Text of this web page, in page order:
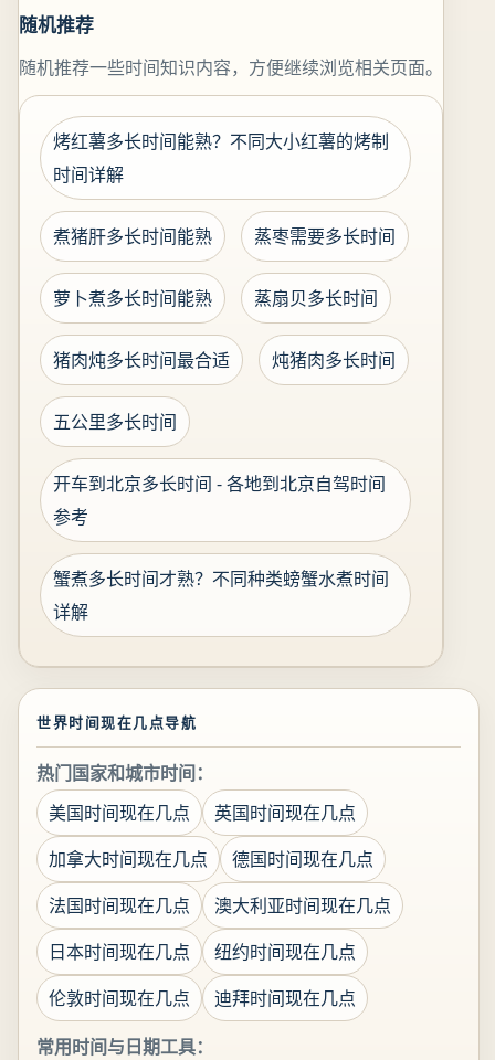
随机推荐
随机推荐一些时间知识内容，方便继续浏览相关页面。
烤红薯多长时间能熟？不同大小红薯的烤制
时间详解
煮猪肝多长时间能熟 蒸枣需要多长时间
萝卜煮多长时间能熟 蒸扇贝多长时间
猪肉炖多长时间最合适 炖猪肉多长时间
五公里多长时间
开车到北京多长时间 - 各地到北京自驾时间
参考
蟹煮多长时间才熟？不同种类螃蟹水煮时间
详解
世界时间现在几点导航
热门国家和城市时间：
美国时间现在几点
英国时间现在几点
加拿大时间现在几点
德国时间现在几点
法国时间现在几点
澳大利亚时间现在几点
日本时间现在几点
纽约时间现在几点
伦敦时间现在几点
迪拜时间现在几点
常用时间与日期工具：